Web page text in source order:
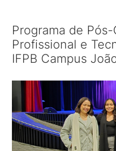
Programa de
Profissional e
IFPB Campus